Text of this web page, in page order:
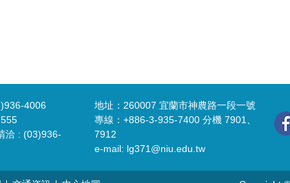
4006
洽 : (03)936-
地址：260007 宜蘭市神農路一段一號
專線：+886-3-935-7400 分機 7901、
7912
e-mail: lg371@niu.edu.tw